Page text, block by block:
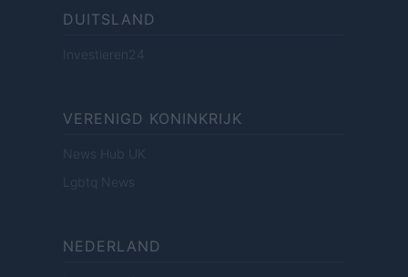
DUITSLAND
Investieren24
VERENIGD KONINKRIJK
News Hub UK
Lgbtq News
NEDERLAND